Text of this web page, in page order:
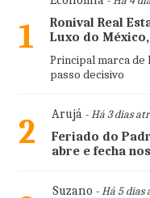
1
Ronival Real
Luxo do
Principal marca de
passo decisivo
2 Arujá- Há 3 dias
Feriado do
abre e fecha
Suzano - Há 5 dias